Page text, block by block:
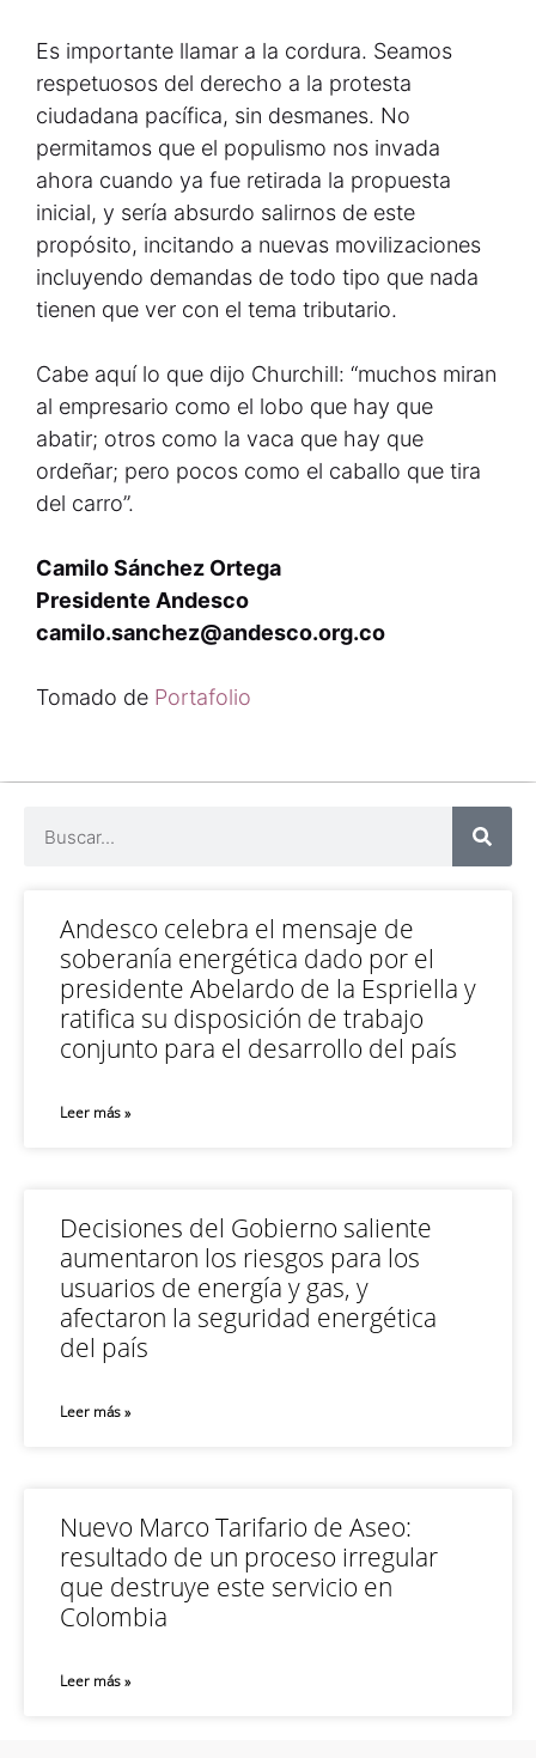
Es importante llamar a la cordura. Seamos
respetuosos del derecho a la protesta
ciudadana pacífica, sin desmanes. No
permitamos que el populismo nos invada
ahora cuando ya fue retirada la propuesta
inicial, y sería absurdo salirnos de este
propósito, incitando a nuevas movilizaciones
incluyendo demandas de todo tipo que nada
tienen que ver con el tema tributario.
Cabe aquí lo que dijo Churchill: “muchos miran
al empresario como el lobo que hay que
abatir; otros como la vaca que hay que
ordeñar; pero pocos como el caballo que tira
del carro”.
Camilo Sánchez Ortega
Presidente Andesco
camilo.sanchez@andesco.org.co
Tomado de Portafolio
Andesco celebra el mensaje de
soberanía energética dado por el
presidente Abelardo de la Espriella y
ratifica su disposición de trabajo
conjunto para el desarrollo del país
Leer más »
Decisiones del Gobierno saliente
aumentaron los riesgos para los
usuarios de energía y gas, y
afectaron la seguridad energética
del país
Leer más »
Nuevo Marco Tarifario de Aseo:
resultado de un proceso irregular
que destruye este servicio en
Colombia
Leer más »